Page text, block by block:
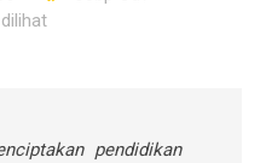
pendidikan